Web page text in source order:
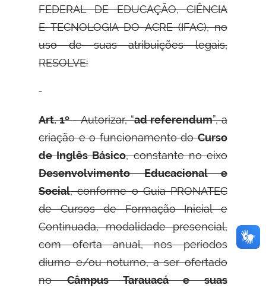
FEDERAL DE EDUCAÇÃO, CIÊNCIA
ETECNOLOGIA DO ACRE (IFAC), no
uso de suas atribuições legais,
RESOLVE:
Art. 1º- Autorizar, “ad referendum”, a
criação e o funcionamento doCurso
de Inglês Básico, constante no eixo
Desenvolvimento Educacional e
Social, conforme o Guia PRONATEC
de Cursos de Formação Inicial e
Continuada, modalidade presencial,
com oferta anual, nos períodos
diurno e/ou noturno, a ser ofertado
noCâmpus Tarauacá e suas